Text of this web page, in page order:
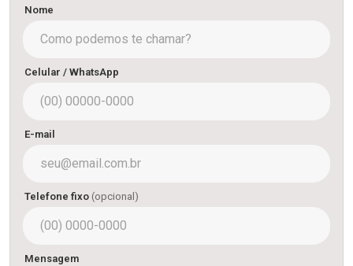
Nome
Celular / WhatsApp
E-mail
Telefone fixo (opcional)
Mensagem